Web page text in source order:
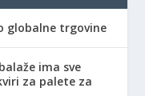
globalne trgovine
ima sve
za palete za